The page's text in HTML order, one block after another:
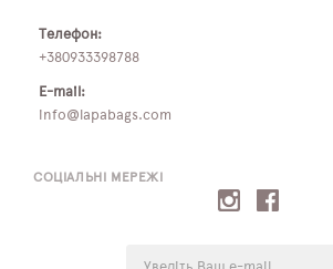
СОЦІАЛЬНІ МЕРЕЖІ
Телефон:
+380933398788
E-mail:
info@lapabags.com